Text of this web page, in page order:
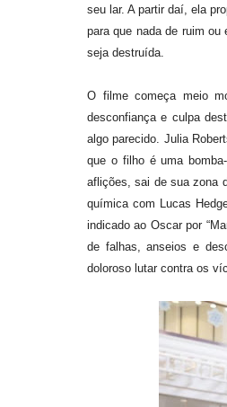
seu lar. A partir daí, ela
para que nada de ruim
seja destruída.
O filme começa meio
desconfiança e culpa
algo parecido. Julia
que o filho é uma
aflições, sai de sua zona
química com Lucas
indicado ao Oscar por
de falhas, anseios e
doloroso lutar contra os